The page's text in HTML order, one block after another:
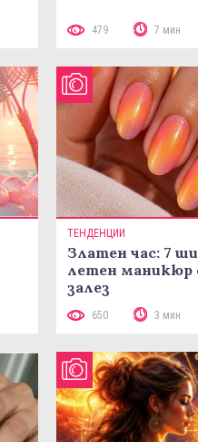
479 7 мин
ТЕНДЕНЦИИ
Златен час: 7
летен маникюр
залез
650 3 мин